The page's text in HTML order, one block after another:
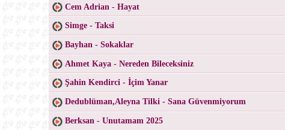
Cem Adrian - Hayat
Simge - Taksi
Bayhan - Sokaklar
Ahmet Kaya - Nereden Bileceksiniz
Şahin Kendirci - İçim Yanar
Dedublüman,Aleyna Tilki - Sana Güvenmiyorum
Berksan - Unutamam 2025